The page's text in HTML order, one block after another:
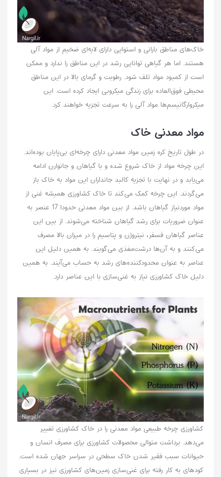
خاک‌های مناطق بارانی و استوایی دارای لایه‌ای ضخیم از مواد آلی
هستند. اما هر گیاهی توانایی رشد در این مناطق را ندارد و ممکن
است از کمبود مواد تلف شود. رطوبت و گرمای بالا در این مناطق
محیطی فوق‌العاده برای زندگی میکروبی ایجاد کرده است. این
میکروارگانیسم‌ها مواد آلی را به سرعت تجزیه خواهند کرد.
مواد معدنی خاک
در طول تاریخ کره زمین مواد معدنی دارای چرخه‌ای بی‌پایان بوده‌اند.
این چرخه مواد از خاک شروع شده و با گیاهان و جانوارن ادامه
می‌یابد و در نهایت با تجزیه کالبد جانداران این مواد به خاک باز
می‌گردند. این چرخه کمک می‌کند تا خاک کشاورزی همیشه غنی از
مواد موردنیاز گیاهان باشد. از بین مواد معدنی حدودا 17 عنصر به
عنوان ضروریات برای رشد گیاهان شناخته می‌شوند. از بین این
عناصر گیاهان فسفر، نیتروژن و پتاسیم را در میزان بالا مصرف
می‌کنند و به آن‌ها درشت‌مغذی می‌گویند. به همین دلیل این
عناصر به عنوان محدودکننده‌های رشد به حساب می‌‌آیند. به همین
دلیل خاک کشاورزی نیاز به غنی‌سازی با این عناصر دارد.
کشاورزی چرخه طبیعی مواد معدنی را در خاک کشاورزی تغییر
می‌دهد. برداشت متوالی محصولات کشاورزی برای مصرف انسان و
حیوانات سبب فقیر شدن خاک سطحی در سراسر جهان شده است.
کود‌های به کار رفته برای غنی‌سازی زمین‌های کشاورزی نیز در بسیاری